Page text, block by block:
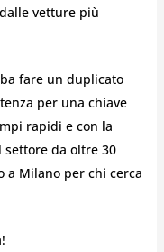
vetture più
fare un duplicato
per una chiave
rapidi e con la
settore da oltre 30
Milano per chi cerca